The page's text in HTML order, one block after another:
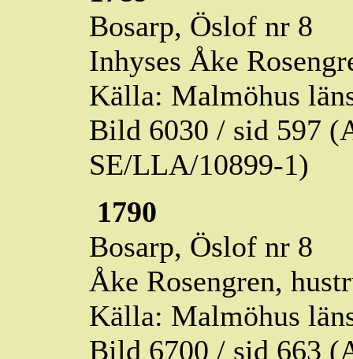
Bosarp, Öslof nr 8
Inhyses Åke
Källa: Malmöhus
Bild 6030 / sid 597
SE/LLA/10899-1)
1790
Bosarp, Öslof nr 8
Åke Rosengren,
Källa: Malmöhus
Bild 6700 / sid 663